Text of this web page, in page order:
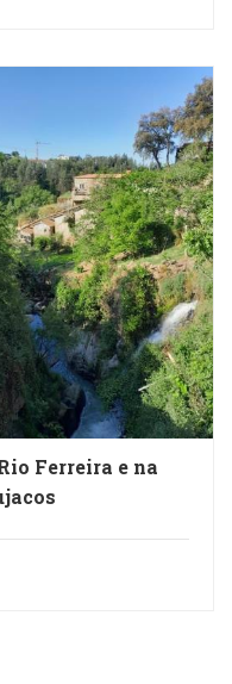
Ferreira e na